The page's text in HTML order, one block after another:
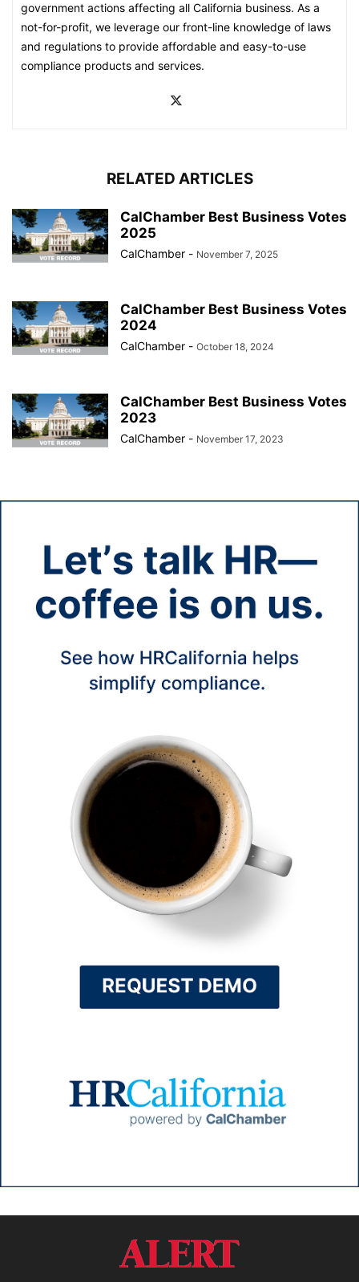
government actions affecting all California business. As a
not-for-profit, we leverage our front-line knowledge of laws
and regulations to provide affordable and easy-to-use
compliance products and services.
RELATED ARTICLES
CalChamber Best Business Votes
2025
CalChamber - November 7, 2025
CalChamber Best Business Votes
2024
CalChamber - October 18, 2024
CalChamber Best Business Votes
2023
CalChamber - November 17, 2023